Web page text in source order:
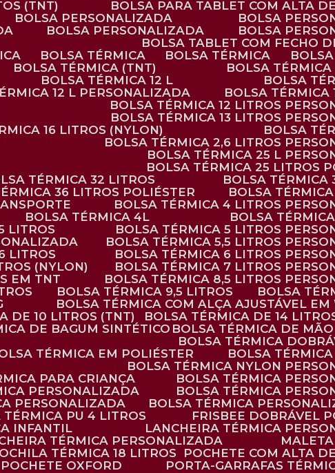
(TNT)
BOLSA PARA TABLET COM ALTA
BOLSA PERSONALIZADA
BOLSA
BOLSA PERSONALIZADA
BOLSA
BOLSA TABLET COM FECHO
BOLSA TÉRMICA BOLSA TÉRMICA
BOLSA TÉRMICA (TNT)
BOLSA
BOLSA TÉRMICA 12 L
BOLSA
12 L PERSONALIZADA
BOLSA
BOLSA TÉRMICA 12 LITROS
BOLSA TÉRMICA 13 LITROS
16 LITROS (NYLON)
BOLSA
BOLSA TÉRMICA 2,6 LITROS
BOLSA TÉRMICA 25 L
BOLSA TÉRMICA 25 LITROS
TÉRMICA 32 LITROS
BOLSA TÉRMICA
36 LITROS POLIÉSTER
BOLSA
BOLSA TÉRMICA 4 LITROS
BOLSA TÉRMICA 4L
BOLSA
LITROS
BOLSA TÉRMICA 5 LITROS
BOLSA TÉRMICA 5,5 LITROS
LITROS
BOLSA TÉRMICA 6 LITROS
(NYLON)
BOLSA TÉRMICA 7 LITROS
EM TNT
BOLSA TÉRMICA 8,5 LITROS
BOLSA TÉRMICA 9,5 LITROS
BOLSA
BOLSA TÉRMICA COM ALÇA AJUSTÁVEL
DE 10 LITROS (TNT)
BOLSA TÉRMICA DE 14
DE BAGUM SINTÉTICO
BOLSA TÉRMICA DE
BOLSA TÉRMICA
TÉRMICA EM POLIÉSTER
BOLSA
BOLSA TÉRMICA NYLON
PARA CRIANÇA
BOLSA TÉRMICA
PERSONALIZADA
BOLSA TÉRMICA
PERSONALIZADA
BOLSA TÉRMICA
TÉRMICA PU 4 LITROS
FRISBEE DOBRÁVEL
INFANTIL
LANCHEIRA TÉRMICA
TÉRMICA PERSONALIZADA
MOCHILA TÉRMICA 18 LITROS
POCHETE COM ALTA
POCHETE OXFORD
PORTA-GARRAFAS